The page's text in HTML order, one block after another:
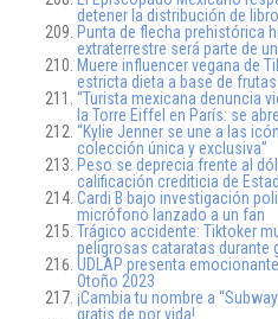
detener la distribución de
Punta de flecha prehistórica
extraterrestre será parte de
Muere influencer vegana de
estricta dieta a base de
“Turista mexicana denuncia
la Torre Eiffel en París: se
“Kylie Jenner se une a las
colección única y exclusiva”
Peso se deprecia frente al
calificación crediticia de
Cardi B bajo investigación
micrófono lanzado a un fan
Trágico accidente: Tiktoker
peligrosas cataratas durante
UDLAP presenta
Otoño 2023
¡Cambia tu nombre a
gratis de por vida!